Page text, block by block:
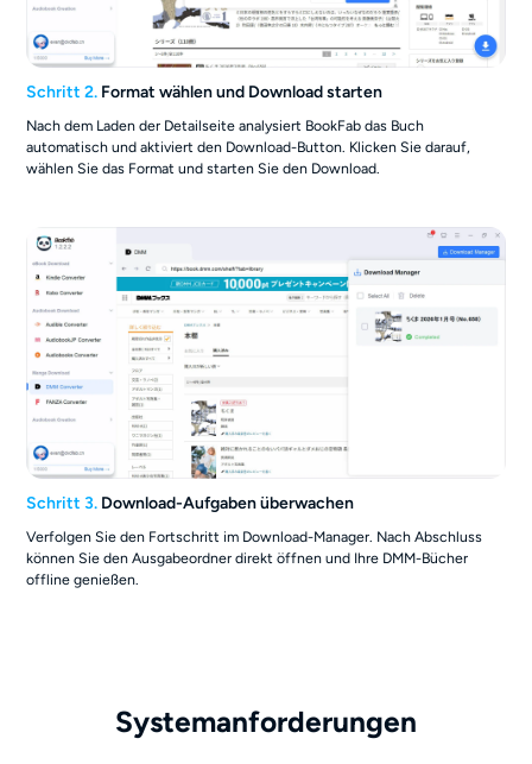
Schritt 2. Format wählen und Download starten
Nach dem Laden der Detailseite analysiert BookFab das Buch
automatisch und aktiviert den Download-Button. Klicken Sie darauf,
wählen Sie das Format und starten Sie den Download.
Schritt 3. Download-Aufgaben überwachen
Verfolgen Sie den Fortschritt im Download-Manager. Nach Abschluss
können Sie den Ausgabeordner direkt öffnen und Ihre DMM-Bücher
offline genießen.
Systemanforderungen